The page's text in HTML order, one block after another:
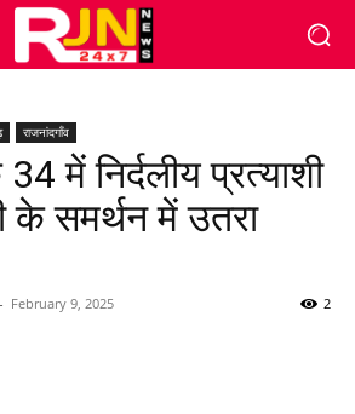
राजनांदगाँव
में निर्दलीय प्रत्याशी
के समर्थन में उतरा
- February 9, 2025 2